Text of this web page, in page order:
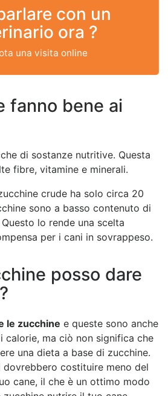
con un
ora ?
una visita online
fanno bene ai
di sostanze nutritive. Questa
fibre, vitamine e minerali.
crude ha solo circa 20
sono a basso contenuto di
lo rende una scelta
per i cani in sovrappeso.
posso dare
le zucchine e queste sono anche
calorie, ma ciò non significa che
una dieta a base di zucchine.
dovrebbero costituire meno del
cane, il che è un ottimo modo